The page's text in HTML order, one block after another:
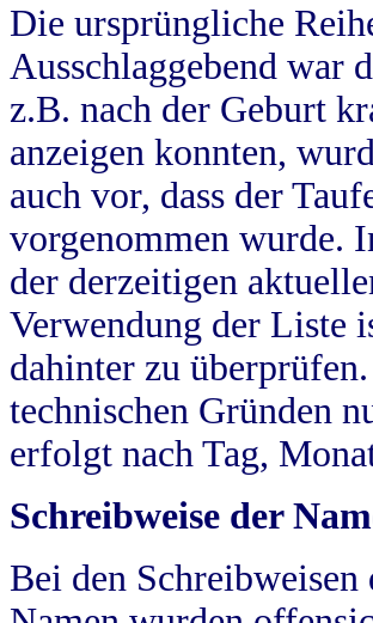
Die ursprüngliche
Ausschlaggebend war
z.B. nach der Geburt
anzeigen konnten,
auch vor, dass der
vorgenommen wurde.
der derzeitigen
Verwendung der Liste
dahinter zu
technischen Gründen
erfolgt nach Tag,
Schreibweise der
Bei den